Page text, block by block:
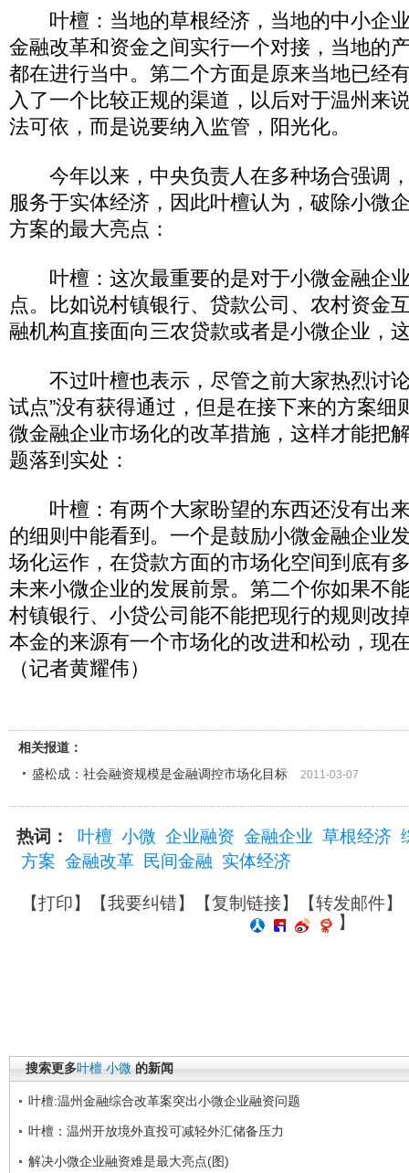
叶檀：当地的草根经济，当地的中小企
金融改革和资金之间实行一个对接，当地的
都在进行当中。第二个方面是原来当地已经
入了一个比较正规的渠道，以后对于温州来
法可依，而是说要纳入监管，阳光化。
今年以来，中央负责人在多种场合强调
服务于实体经济，因此叶檀认为，破除小微
方案的最大亮点：
叶檀：这次最重要的是对于小微金融企
点。比如说村镇银行、贷款公司、农村资金
融机构直接面向三农贷款或者是小微企业，
不过叶檀也表示，尽管之前大家热烈讨论
试点”没有获得通过，但是在接下来的方案细
微金融企业市场化的改革措施，这样才能把
题落到实处：
叶檀：有两个大家盼望的东西还没有出
的细则中能看到。一个是鼓励小微金融企业
场化运作，在贷款方面的市场化空间到底有
未来小微企业的发展前景。第二个你如果不
村镇银行、小贷公司能不能把现行的规则改
本金的来源有一个市场化的改进和松动，现
（记者黄耀伟）
相关报道：
盛松成：社会融资规模是金融调控市场化目标
2011-03-07
热词： 叶檀 小微 企业融资 金融企业 草根经济
方案 金融改革 民间金融 实体经济
【打印】【我要纠错】【复制链接】【转发邮件】
】
搜索更多叶檀 小微 的新闻
叶檀:温州金融综合改革案突出小微企业融资问题
叶檀：温州开放境外直投可减轻外汇储备压力
解决小微企业融资难是最大亮点(图)